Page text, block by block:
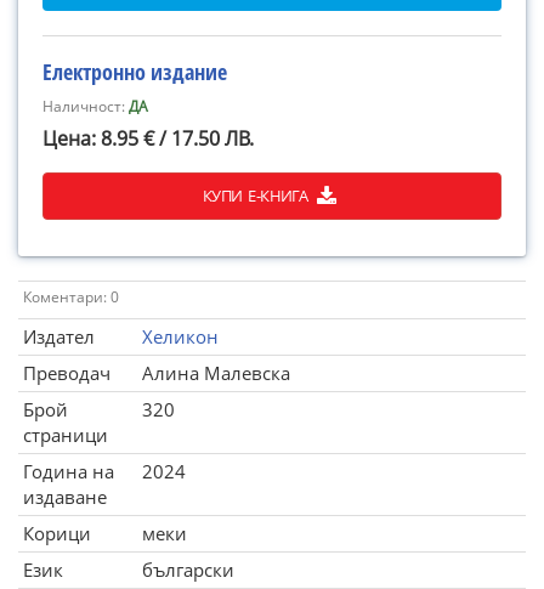
Електронно издание
Наличност:ДА
Цена: 8.95 € / 17.50 ЛВ.
КУПИ Е-КНИГА
Коментари: 0
Издател
Хеликон
Преводач
Алина Малевска
Брой
страници
320
Година на
издаване
2024
Корици
меки
Език
български